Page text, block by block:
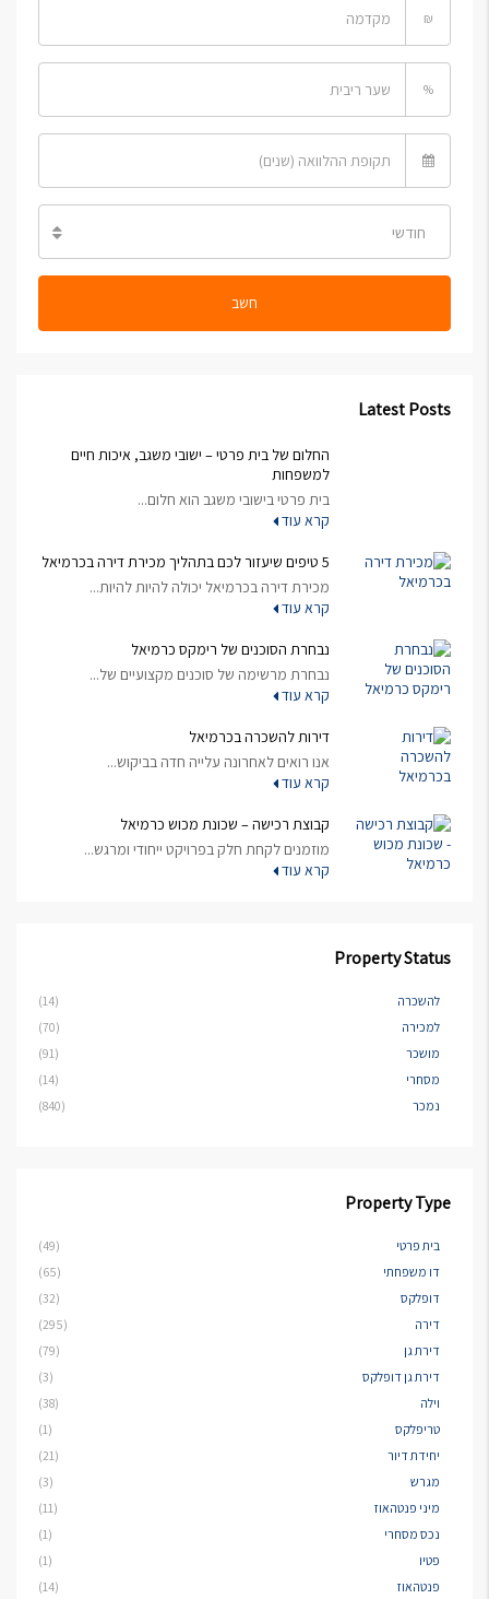
₪
%
חודשי
חשב
Latest Posts
החלום של בית פרטי – ישובי משגב, איכות חיים
למשפחות
בית פרטי בישובי משגב הוא חלום...
קרא עוד
5 טיפים שיעזור לכם בתהליך מכירת דירה בכרמיאל
מכירת דירה בכרמיאל יכולה להיות להיות...
קרא עוד
נבחרת הסוכנים של רימקס כרמיאל
נבחרת מרשימה של סוכנים מקצועיים של...
קרא עוד
דירות להשכרה בכרמיאל
אנו רואים לאחרונה עלייה חדה בביקוש...
קרא עוד
קבוצת רכישה – שכונת מכוש כרמיאל
מוזמנים לקחת חלק בפרויקט ייחודי ומרגש...
קרא עוד
Property Status
להשכרה
(14)
למכירה
(70)
מושכר
(91)
מסחרי
(14)
נמכר
(840)
Property Type
בית פרטי
(49)
דו משפחתי
(65)
דופלקס
(32)
דירה
(295)
דירת גן
(79)
דירת גן דופלקס
(3)
וילה
(38)
טריפלקס
(1)
יחידת דיור
(21)
מגרש
(3)
מיני פנטהאוז
(11)
נכס מסחרי
(1)
פטיו
(1)
פנטהאוז
(14)